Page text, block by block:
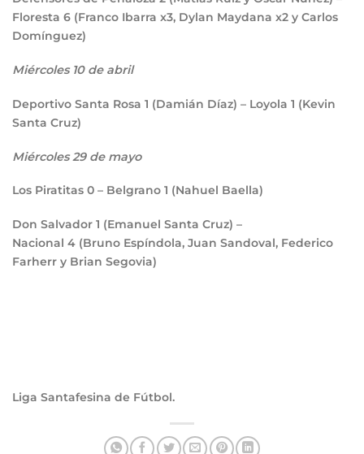
Floresta 6 (Franco Ibarra x3, Dylan Maydana x2 y Carlos
Domínguez)
Miércoles 10 de abril
Deportivo Santa Rosa 1 (Damián Díaz) – Loyola 1 (Kevin
Santa Cruz)
Miércoles 29 de mayo
Los Piratitas 0 – Belgrano 1 (Nahuel Baella)
Don Salvador 1 (Emanuel Santa Cruz) –
Nacional 4 (Bruno Espíndola, Juan Sandoval, Federico
Farherr y Brian Segovia)
Liga Santafesina de Fútbol.